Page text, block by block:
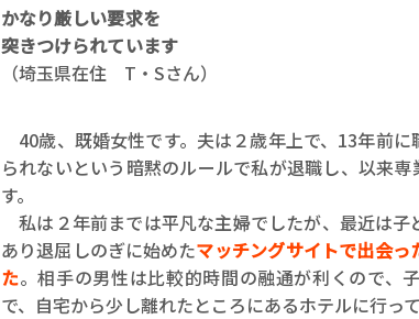
かなり厳しい要求を
突きつけられています
（埼玉県在住 T・Sさん）
40歳、既婚女性です。夫は２歳年上で、13年前
られないという暗黙のルールで私が退職し、以来
す。
私は２年前までは平凡な主婦でしたが、最近は
あり退屈しのぎに始めたマッチングサイトで出会
た。相手の男性は比較的時間の融通が利くので、
で、自宅から少し離れたところにあるホテルに行って